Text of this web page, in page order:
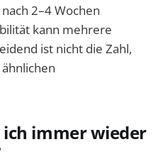
2–4 Wochen
kann mehrere
ist nicht die Zahl,
immer wieder